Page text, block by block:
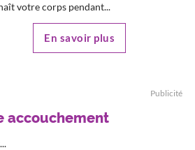
votre corps pendant...
En savoir plus
accouchement
Publicité